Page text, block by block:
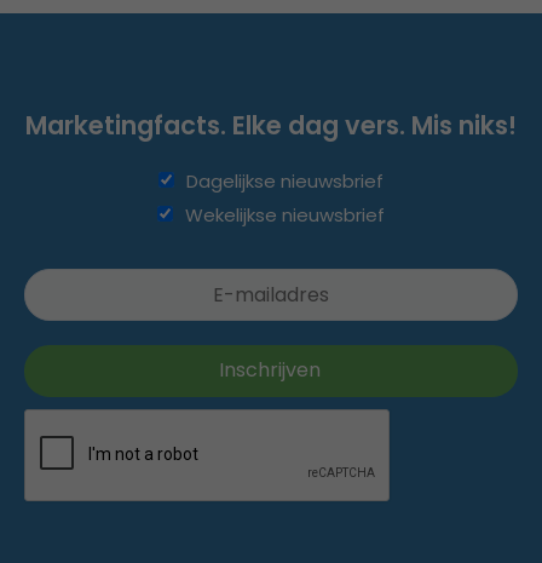
Marketingfacts. Elke dag vers. Mis niks!
Dagelijkse nieuwsbrief
Wekelijkse nieuwsbrief